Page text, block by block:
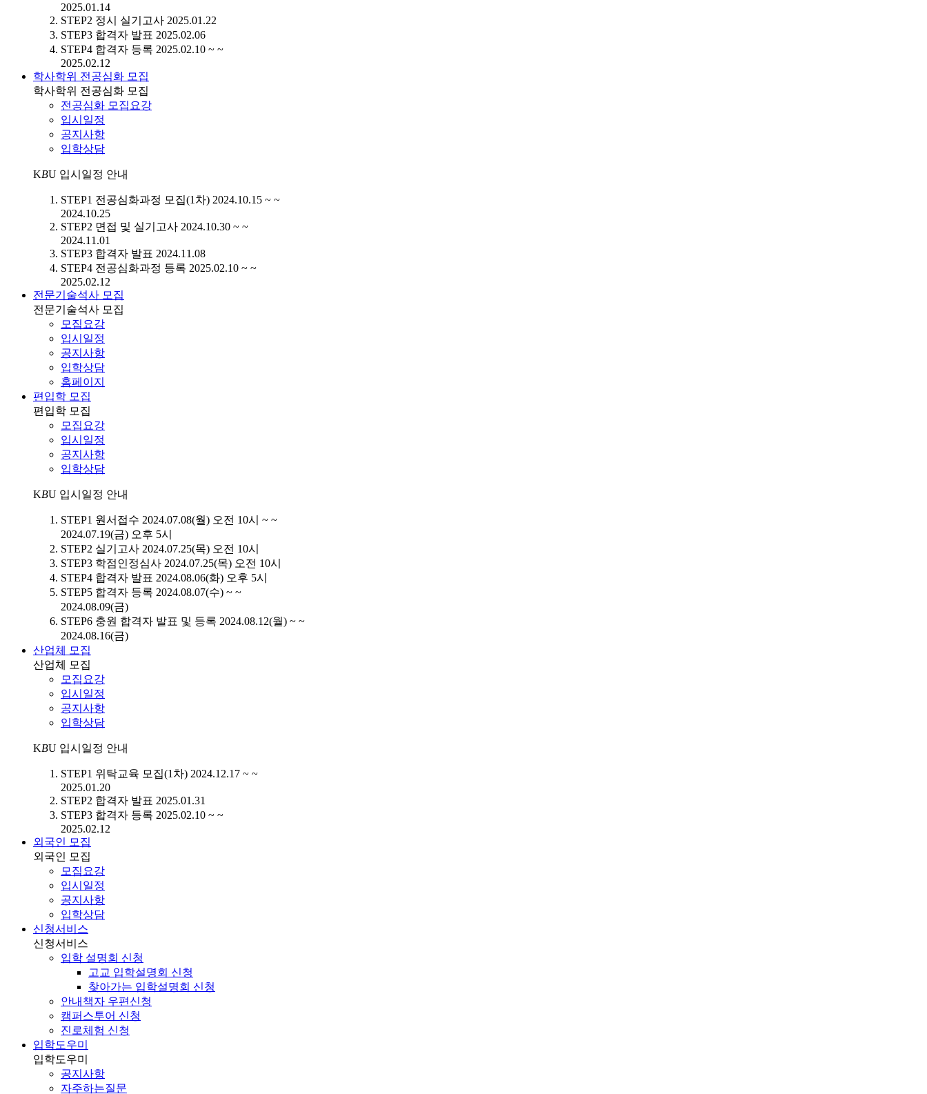
2025.01.14
STEP2 정시 실기고사 2025.01.22
STEP3 합격자 발표 2025.02.06
STEP4 합격자 등록 2025.02.10 ~ ~
2025.02.12
학사학위 전공심화 모집
학사학위 전공심화 모집
전공심화 모집요강
입시일정
공지사항
입학상담
KBU 입시일정 안내
STEP1 전공심화과정 모집(1차) 2024.10.15 ~ ~
2024.10.25
STEP2 면접 및 실기고사 2024.10.30 ~ ~
2024.11.01
STEP3 합격자 발표 2024.11.08
STEP4 전공심화과정 등록 2025.02.10 ~ ~
2025.02.12
전문기술석사 모집
전문기술석사 모집
모집요강
입시일정
공지사항
입학상담
홈페이지
편입학 모집
편입학 모집
모집요강
입시일정
공지사항
입학상담
KBU 입시일정 안내
STEP1 원서접수 2024.07.08(월) 오전 10시 ~ ~
2024.07.19(금) 오후 5시
STEP2 실기고사 2024.07.25(목) 오전 10시
STEP3 학점인정심사 2024.07.25(목) 오전 10시
STEP4 합격자 발표 2024.08.06(화) 오후 5시
STEP5 합격자 등록 2024.08.07(수) ~ ~
2024.08.09(금)
STEP6 충원 합격자 발표 및 등록 2024.08.12(월) ~ ~
2024.08.16(금)
산업체 모집
산업체 모집
모집요강
입시일정
공지사항
입학상담
KBU 입시일정 안내
STEP1 위탁교육 모집(1차) 2024.12.17 ~ ~
2025.01.20
STEP2 합격자 발표 2025.01.31
STEP3 합격자 등록 2025.02.10 ~ ~
2025.02.12
외국인 모집
외국인 모집
모집요강
입시일정
공지사항
입학상담
신청서비스
신청서비스
입학 설명회 신청
고교 입학설명회 신청
찾아가는 입학설명회 신청
안내책자 우편신청
캠퍼스투어 신청
진로체험 신청
입학도우미
입학도우미
공지사항
자주하는질문